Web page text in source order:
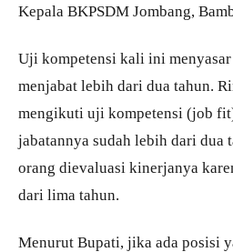
Kepala BKPSDM Jombang,
Uji kompetensi kali ini
menjabat lebih dari dua tahun.
mengikuti uji kompetensi (job
jabatannya sudah lebih dari dua
orang dievaluasi kinerjanya
dari lima tahun.
Menurut Bupati, jika ada posisi